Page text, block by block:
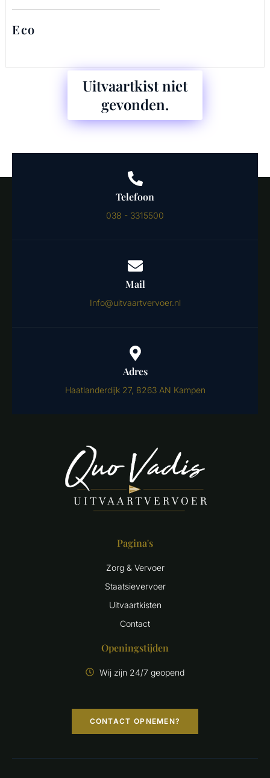
Eco
Uitvaartkist niet
gevonden.
Telefoon
038 - 3315500
Mail
Info@uitvaartvervoer.nl
Adres
Haatlanderdijk 27, 8263 AN Kampen
Pagina's
Zorg & Vervoer
Staatsievervoer
Uitvaartkisten
Contact
Openingstijden
Wij zijn 24/7 geopend
CONTACT OPNEMEN?